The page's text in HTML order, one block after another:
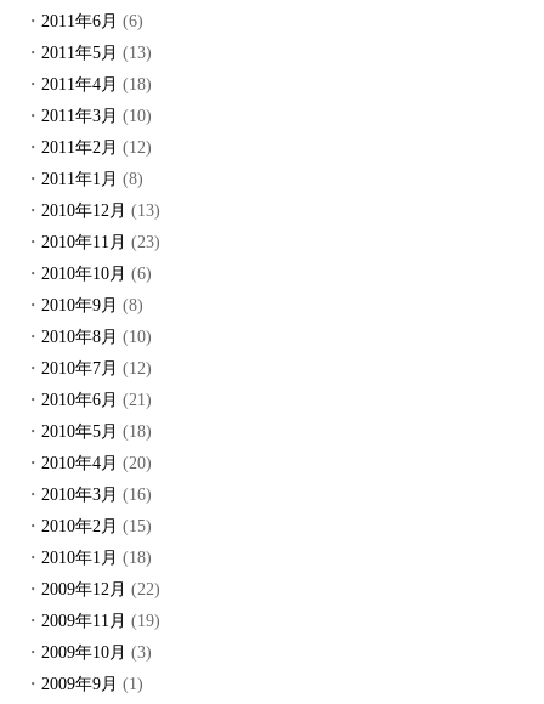
2011年6月 (6)
2011年5月 (13)
2011年4月 (18)
2011年3月 (10)
2011年2月 (12)
2011年1月 (8)
2010年12月 (13)
2010年11月 (23)
2010年10月 (6)
2010年9月 (8)
2010年8月 (10)
2010年7月 (12)
2010年6月 (21)
2010年5月 (18)
2010年4月 (20)
2010年3月 (16)
2010年2月 (15)
2010年1月 (18)
2009年12月 (22)
2009年11月 (19)
2009年10月 (3)
2009年9月 (1)